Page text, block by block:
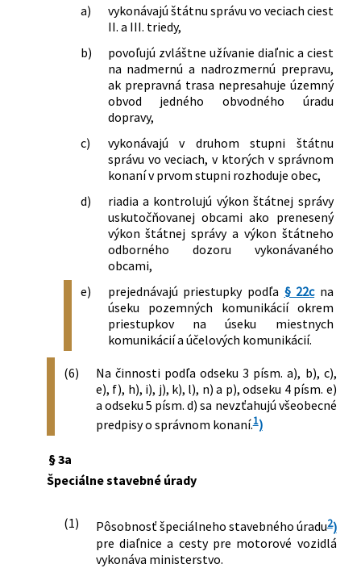
411/2013 Z. z.
Vyhláška Ministerstva dopravy,
výstavby a regionálneho rozvoja
Slovenskej republiky, ktorou sa mení a
dopĺňa vyhláška Ministerstva dopravy,
výstavby a regionálneho rozvoja
Slovenskej republiky č. 410/2011 Z. z.,
ktorou sa ustanovuje spôsob označenia
úsekov diaľnic a rýchlostných ciest,
ktorých užívanie podlieha úhrade, vzor
nálepky a spôsob jej umiestnenia na
motorovom vozidle v znení vyhlášky č.
358/2012 Z. z.
478/2013 Z. z.
Vyhláška Ministerstva dopravy,
výstavby a regionálneho rozvoja
Slovenskej republiky, ktorou sa mení
vyhláška Ministerstva dopravy,
výstavby a regionálneho rozvoja
Slovenskej republiky č. 410/2011 Z. z.,
ktorou sa ustanovuje spôsob označenia
ktorých užívanie podlieha úhrade, vzor
nálepky a spôsob jej umiestnenia na
motorovom vozidle v znení neskorších
predpisov
a)
vykonávajú štátnu správu vo veciach ciest
II. a III. triedy,
b)
povoľujú zvláštne užívanie diaľnic a ciest
na nadmernú a nadrozmernú prepravu,
ak prepravná trasa nepresahuje územný
obvod jedného obvodného úradu
dopravy,
c)
vykonávajú v druhom stupni štátnu
správu vo veciach, v ktorých v správnom
konaní v prvom stupni rozhoduje obec,
d)
riadia a kontrolujú výkon štátnej správy
uskutočňovanej obcami ako prenesený
výkon štátnej správy a výkon štátneho
odborného dozoru vykonávaného
obcami,
e)
prejednávajú priestupky podľa § 22cna
úseku pozemných komunikácií okrem
priestupkov na úseku miestnych
komunikácií a účelových komunikácií.
(6)
Na činnosti podľa odseku 3 písm. a), b), c),
e), f), h), i), j), k), l), n) a p), odseku 4 písm. e)
a odseku 5 písm. d) sa nevzťahujú všeobecné
predpisy o správnom konaní.1)
§ 3a
Špeciálne stavebné úrady
(1) Pôsobnosť špeciálneho stavebného úradu2)
pre diaľnice a cesty pre motorové vozidlá
vykonáva ministerstvo.